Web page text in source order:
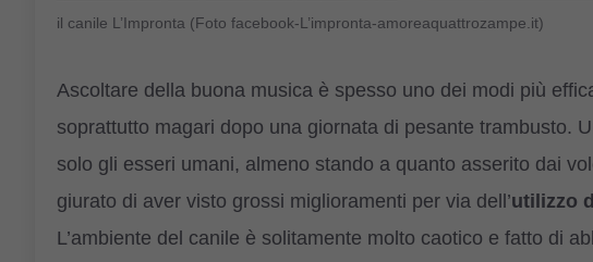
il canile L’Impronta (Foto facebook-L’impronta-amoreaquattrozampe.it)
Ascoltare della buona musica è spesso uno dei modi più
soprattutto magari dopo una giornata di pesante trambusto.
solo gli esseri umani, almeno stando a quanto asserito dai
giurato di aver visto grossi miglioramenti per via dell’utilizzo
L’ambiente del canile è solitamente molto caotico e fatto di